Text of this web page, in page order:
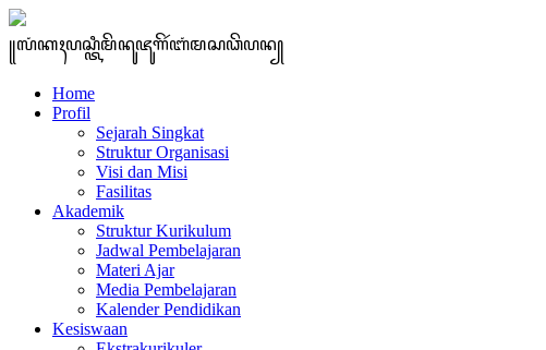
꧋ꦭꦁꦏꦃꦥꦱ꧀ꦠꦶꦩꦼꦤꦸꦗꦸꦒꦼꦂꦧꦁꦩꦱꦣꦼꦥꦤ꧀
Home
Profil
Sejarah Singkat
Struktur Organisasi
Visi dan Misi
Fasilitas
Akademik
Struktur Kurikulum
Jadwal Pembelajaran
Materi Ajar
Media Pembelajaran
Kalender Pendidikan
Kesiswaan